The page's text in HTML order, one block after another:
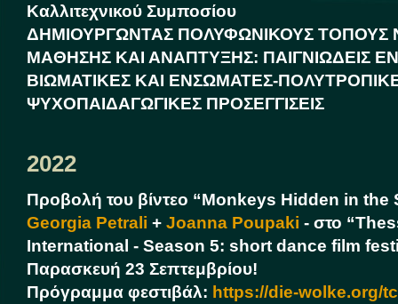
Καλλιτεχνικού Συμποσίου
ΔΗΜΙΟΥΡΓΩΝΤΑΣ ΠΟΛΥΦΩΝΙΚΟΥΣ ΤΟΠΟΥΣ
ΜΑΘΗΣΗΣ ΚΑΙ ΑΝΑΠΤΥΞΗΣ: ΠΑΙΓΝΙΩΔΕΙΣ
ΒΙΩΜΑΤΙΚΕΣ ΚΑΙ ΕΝΣΩΜΑΤΕΣ-
ΨΥΧΟΠΑΙΔΑΓΩΓΙΚΕΣ ΠΡΟΣΕΓΓΙΣΕΙΣ
2022
Προβολή του βίντεο “Monkeys Hidden in the
Georgia Petrali + Joanna Poupaki - στο
International - Season 5: short dance film
Παρασκευή 23 Σεπτεμβρίου!
Πρόγραμμα φεστιβάλ: https://die-wolke.org/